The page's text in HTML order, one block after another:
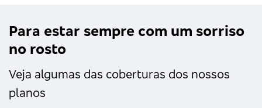
Para estar sempre com um sorriso
no rosto
Veja algumas das coberturas dos nossos
planos